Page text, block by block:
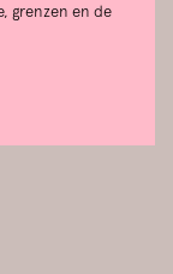
grenzen en de